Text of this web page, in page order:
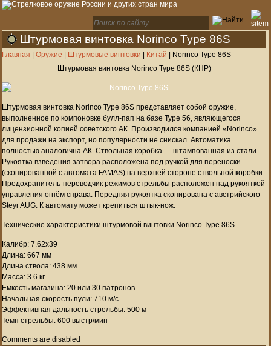
Штурмовая винтовка Norinco Type 86S
Главная Оружие Штурмовые винтовки Китай
Norinco Type 86S
Штурмовая винтовка Norinco Type 86S (КНР)
Штурмовая винтовка Norinco Type 86S представляет собой оружие,
выполненное по компоновке булл-пап на базе Type 56, являющегося
лицензионной копией советского АК. Производился компанией «Norinco»
для продажи на экспорт, но популярности не снискал. Автоматика
полностью аналогична АК. Ствольная коробка — штампованная из стали.
Рукоятка взведения затвора расположена под ручкой для переноски
(скопированной с автомата FAMAS) на верхней стороне ствольной коробки.
Предохранитель-переводчик режимов стрельбы расположен над рукояткой
управления огнём справа. Передняя рукоятка скопирована с австрийского
Steyr AUG. К автомату может крепиться штык-нож.
Технические характеристики штурмовой винтовки Norinco Type 86S
Калибр: 7.62x39
Длина: 667 мм
Длина ствола: 438 мм
Масса: 3.6 кг.
Емкость магазина: 20 или 30 патронов
Начальная скорость пули: 710 м/с
Эффективная дальность стрельбы: 500 м
Темп стрельбы: 600 выстр/мин
Comments are disabled